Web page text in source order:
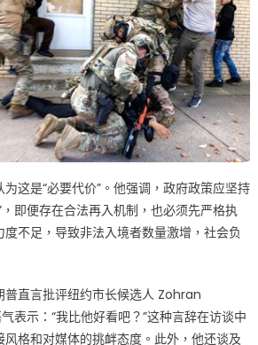
必
出
境〉
中
这是“必要代价”。他强调，政府政策应坚持
即便存在合法再入机制，也必须先严格执
不足，导致非法入境者数量激增，社会负
普直言批评纽约市长候选人 Zohran
表示：“我比他好看吧？”这种言辞在访谈中
格和对媒体的挑衅态度。此外，他还谈及